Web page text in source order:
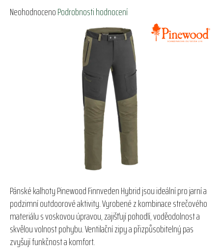
Pánské kalhoty Pinewood Finnveden Hybrid jsou ideální pro jarní a
podzimní outdoorové aktivity. Vyrobené z kombinace strečového
materiálu s voskovou úpravou, zajišťují pohodlí, voděodolnost a
skvělou volnost pohybu. Ventilační zipy a přizpůsobitelný pas
zvyšují funkčnost a komfort.
Průměrné
NeohodnocenoPodrobnosti hodnocení